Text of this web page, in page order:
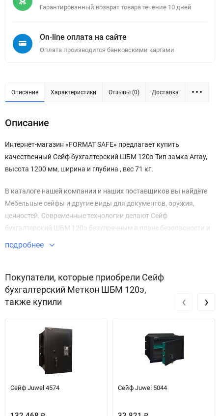
Гарантированный возврат товара течение 10 дней
On-line оплата на сайте
Оплата производится банковскими картами
Описание Характеристики Отзывы (0) Доставка
Описание
Интернет-магазин «FORMAT SAFE» предлагает купить
качественный Сейф бухгалтерский ШБМ 120э Тип замка Array,
высота 1200 мм, ширина и глубина , вес 71 кг.
В каталоге нашей компании и наших поставщиков вы найдёте
Мебельные сейфы и другие виды для документов, оружия,
ценностей. Современные технологии делают Сейф
бухгалтерский ШБМ 120э безупречным в плане безопасности и
защиты имущества.
подробнее
Покупатели, которые приобрели Сейф
бухгалтерский Меткон ШБМ 120э,
также купили
Сейф Juwel 4574 Сейф Juwel 5044
‹ ›